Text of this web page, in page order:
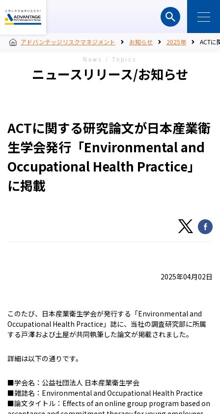
アドバンテッジリスクマネジメント お知らせ 2025年 ACTに
News / Topics
ニュースリリース/お知らせ
ACTに関する研究論文が日本産業衛
生学会発行「Environmental and
Occupational Health Practice」
に掲載
2025年04月02日
このたび、日本産業衛生学会が発行する「Environmental and
Occupational Health Practice」誌に、当社の調査研究部に所属
する戸澤および土屋が共同執筆した論文が掲載されました。
詳細は以下の通りです。
■学会名：公益社団法人 日本産業衛生学会
■雑誌名：Environmental and Occupational Health Practice
■論文タイトル：Effects of an online group program based on